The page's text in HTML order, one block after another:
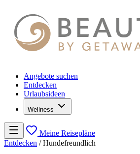
Angebote suchen
Entdecken
Urlaubsideen
Wellness
Meine Reisepläne
Entdecken / Hundefreundlich